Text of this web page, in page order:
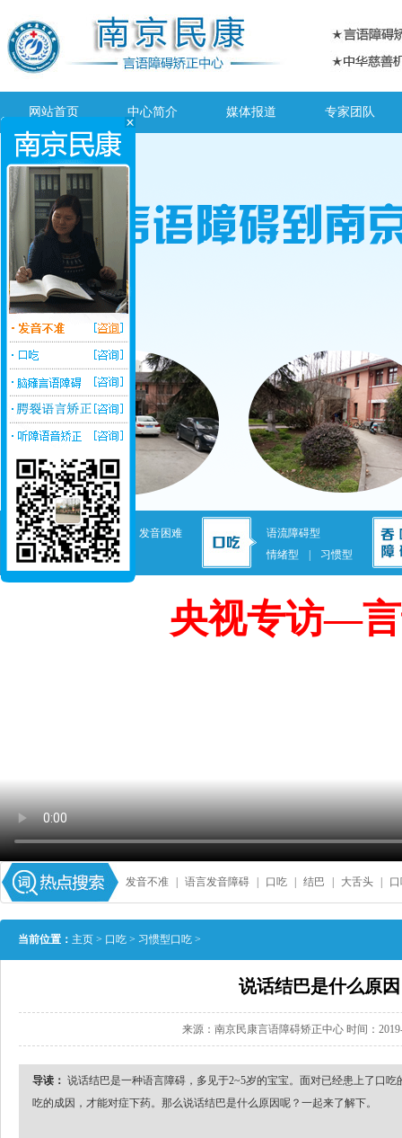
网站首页 中心简介 媒体报道 专家团队
发音不准
发音困难
失语症
语流障碍型
情绪型
习惯型
央视专访—
发音不准 语言发音障碍 口吃 结巴 大舌头
当前位置： 主页 > 口吃 > 习惯型口吃 >
说话结巴是什么原因
来源：南京民康言语障碍矫正中心 时间：
导读： 说话结巴是一种语言障碍，多见于2~5岁的宝宝。面对已经患上了口
吃的成因，才能对症下药。那么说话结巴是什么原因呢？一起来了解下。